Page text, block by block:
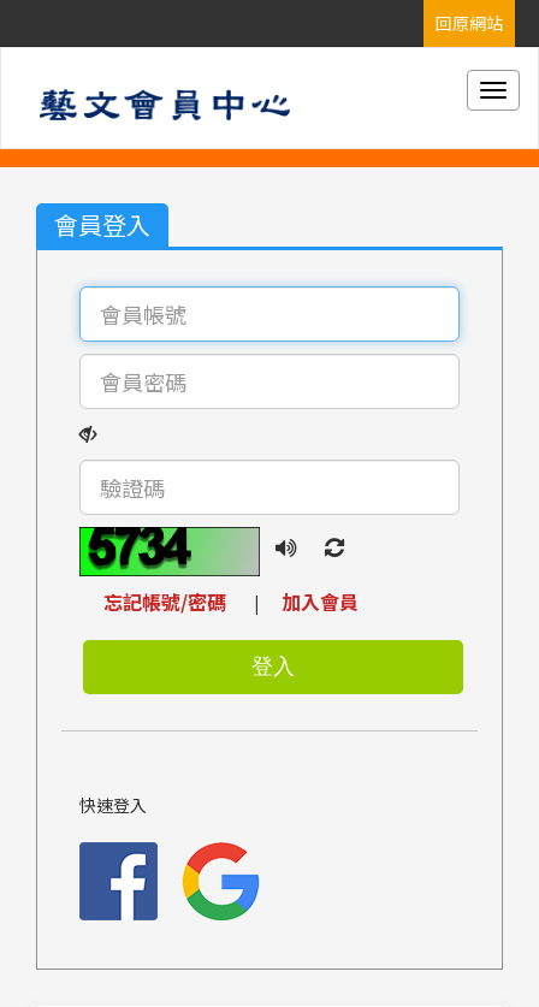
會員登入
忘記帳號/密碼 | 加入會員
快速登入